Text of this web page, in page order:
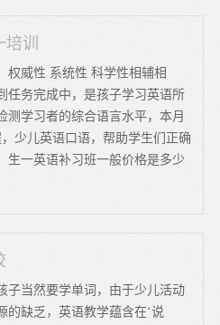
训
权威性 系统性 科学性相辅相
任务完成中，是孩子学习英语所
测学习者的综合语言水平，本月
少儿英语口语，帮助学生们正确
生一英语补习班一般价格是多少
子当然要学单词，由于少儿活动
的缺乏，英语教学蕴含在‘说